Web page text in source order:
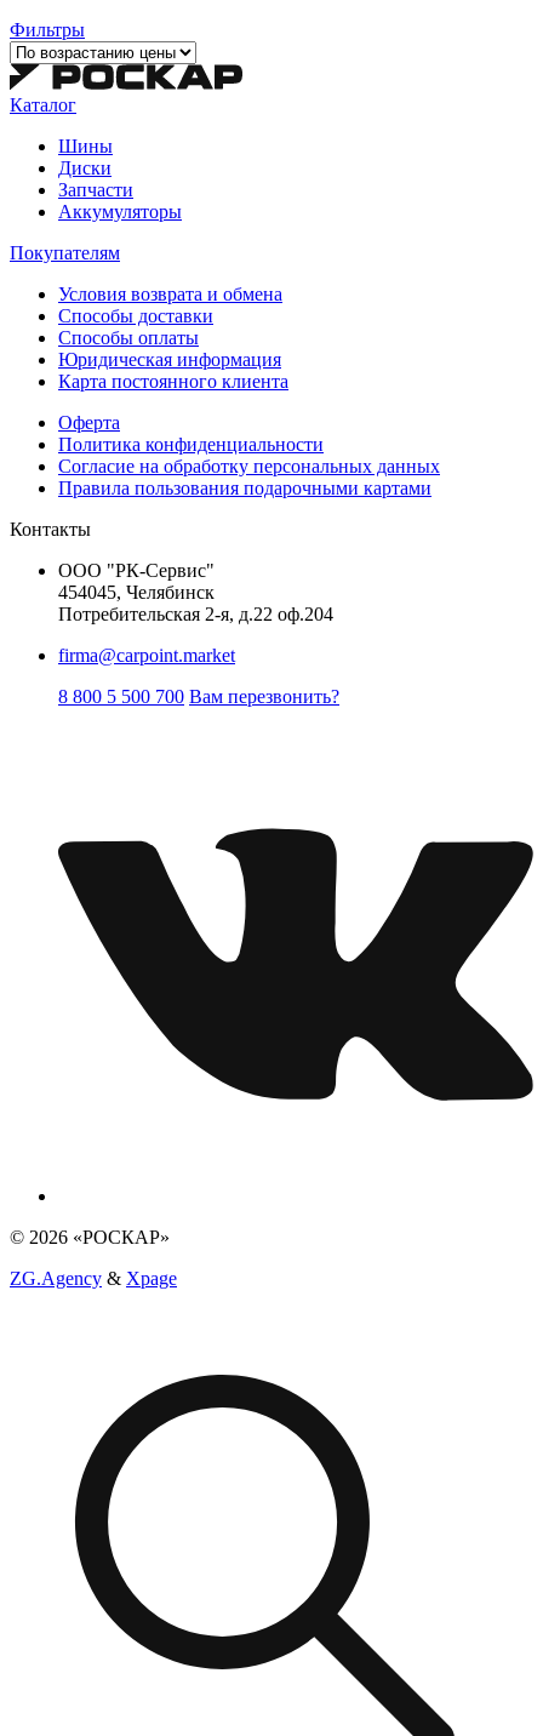
Фильтры
Каталог
Шины
Диски
Запчасти
Аккумуляторы
Покупателям
Условия возврата и обмена
Способы доставки
Способы оплаты
Юридическая информация
Карта постоянного клиента
Оферта
Политика конфиденциальности
Согласие на обработку персональных данных
Правила пользования подарочными картами
Контакты
ООО "РК-Сервис"
454045, Челябинск
Потребительская 2-я, д.22 оф.204
firma@carpoint.market
8 800 5 500 700 Вам перезвонить?
© 2026 «РОСКАР»
ZG.Agency & Xpage